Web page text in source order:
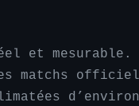
et mesurable.
matchs